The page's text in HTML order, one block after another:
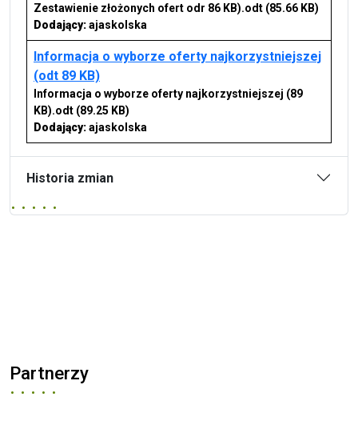
Zestawienie złożonych ofert odr 86 KB).odt (85.66 KB)
Dodający:ajaskolska
Informacja o wyborze oferty najkorzystniejszej
(odt 89 KB)
Informacja o wyborze oferty najkorzystniejszej (89
KB).odt (89.25 KB)
Dodający:ajaskolska
Historia zmian
Partnerzy